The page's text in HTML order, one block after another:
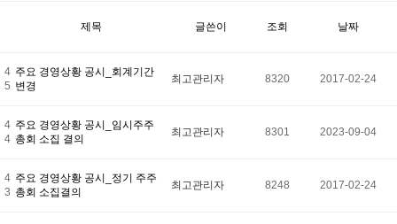
제목 글쓴이 조회 날짜
4
5
주요 경영상황 공시_회계기간
변경
최고관리자 8320 2017-02-24
4
4
주요 경영상황 공시_임시주주
총회 소집 결의
최고관리자 8301 2023-09-04
4
3
주요 경영상황 공시_정기 주주
총회 소집결의
최고관리자 8248 2017-02-24